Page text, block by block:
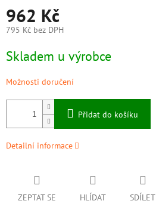
962 Kč
795 Kč bez DPH
cena:
Skladem u výrobce
Možnosti doručení
Přidat do košíku
Detailní informace
ZEPTAT SE HLÍDAT SDÍLET